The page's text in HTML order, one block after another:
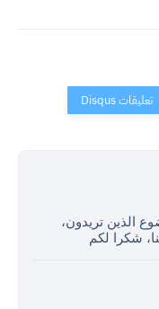
الذين تريدون،
شكرا لكم